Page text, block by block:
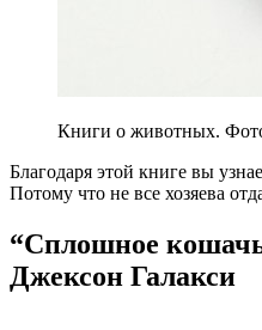
Книги о животных.
Благодаря этой книге вы
Потому что не все хозяева
“Сплошное
Джексон Галакси